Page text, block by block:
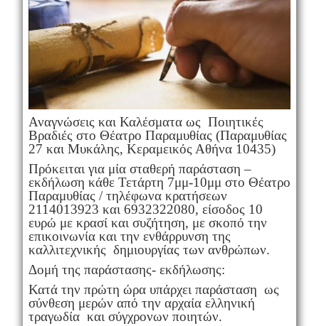
Αναγνώσεις και Καλέσματα ως Ποιητικές
Βραδιές στο Θέατρο Παραμυθίας (Παραμυθίας
27 και Μυκάλης, Κεραμεικός Αθήνα 10435)
Πρόκειται για μία σταθερή παράσταση –
εκδήλωση κάθε Τετάρτη 7μμ-10μμ στο Θέατρο
Παραμυθίας / τηλέφωνα κρατήσεων
2114013923 και 6932322080, είσοδος 10
ευρώ με κρασί και συζήτηση, με σκοπό την
επικοινωνία και την ενθάρρυνση της
καλλιτεχνικής δημιουργίας των ανθρώπων.
Δομή της παράστασης- εκδήλωσης:
Κατά την πρώτη ώρα υπάρχει παράσταση ως
σύνθεση μερών από την αρχαία ελληνική
τραγωδία και σύγχρονων ποιητών.